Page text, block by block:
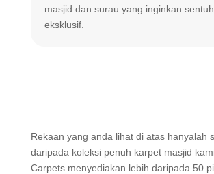
masjid dan surau yang inginkan
eksklusif.
Rekaan yang anda lihat di atas hanyalah
daripada koleksi penuh karpet masjid
Carpets menyediakan lebih daripada 50